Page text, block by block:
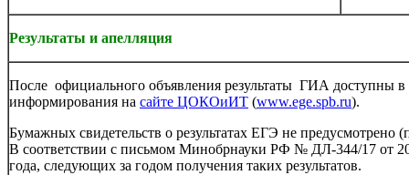
Результаты и апелляция
После официального объявления результаты ГИА доступны в
информирования на сайте ЦОКОиИТ (www.ege.spb.ru).
Бумажных свидетельств о результатах ЕГЭ не предусмотрено
В соответствии с письмом Минобрнауки РФ № ДЛ-344/17 от
года, следующих за годом получения таких результатов.